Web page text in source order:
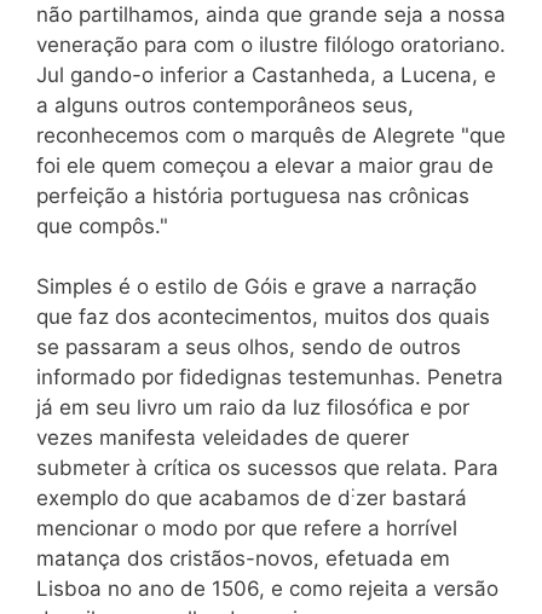
não partilhamos, ainda que grande seja a nossa
veneração para com o ilustre filólogo oratoriano.
Jul gando-o inferior a Castanheda, a Lucena, e
a alguns outros contemporâneos seus,
reconhecemos com o marquês de Alegrete "que
foi ele quem começou a elevar a maior grau de
perfeição a história portuguesa nas crônicas
que compôs."
Simples é o estilo de Góis e grave a narração
que faz dos acontecimentos, muitos dos quais
se passaram a seus olhos, sendo de outros
informado por fidedignas testemunhas. Penetra
já em seu livro um raio da luz filosófica e por
vezes manifesta veleidades de querer
submeter à crítica os sucessos que relata. Para
exemplo do que acabamos de d :zer bastará
mencionar o modo por que refere a horrível
matança dos cristãos-novos, efetuada em
Lisboa no ano de 1506, e como rejeita a versão